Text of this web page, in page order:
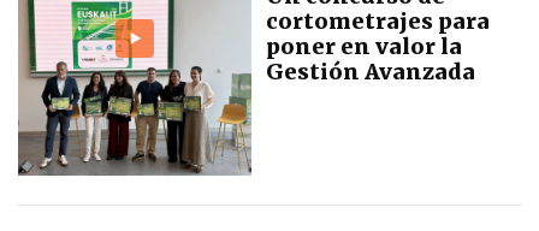
cortometrajes para
poner en valor la
Gestión Avanzada